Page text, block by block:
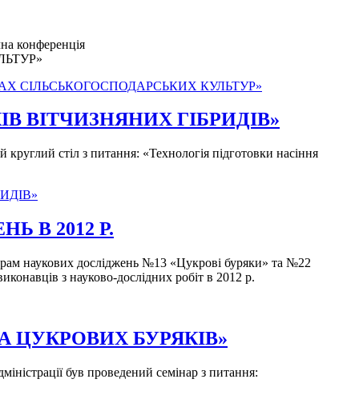
конференція
СІЛЬСЬКОГОСПОДАРСЬКИХ КУЛЬТУР»
ВІТЧИЗНЯНИХ ГІБРИДІВ»
стіл з питання: «Технологія підготовки насіння
В 2012 Р.
наукових досліджень №13 «Цукрові буряки» та №22
з науково-дослідних робіт в 2012 р.
БУРЯКІВ»
був проведений семінар з питання: